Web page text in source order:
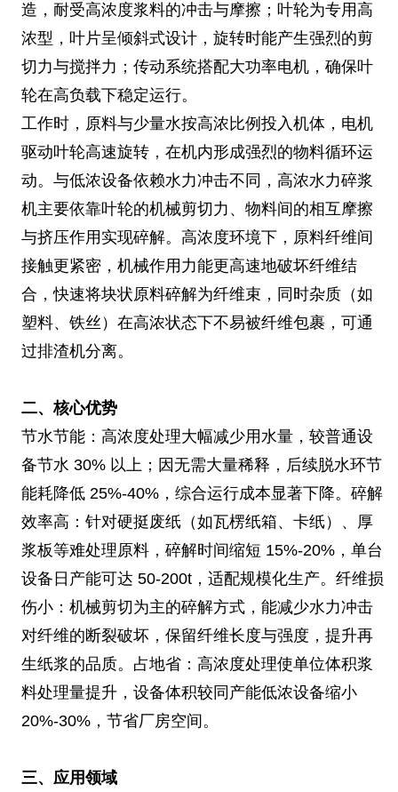
造，耐受高浓度浆料的冲击与摩擦；叶轮为专用高
浓型，叶片呈倾斜式设计，旋转时能产生强烈的剪
切力与搅拌力；传动系统搭配大功率电机，确保叶
轮在高负载下稳定运行。
工作时，原料与少量水按高浓比例投入机体，电机
驱动叶轮高速旋转，在机内形成强烈的物料循环运
动。与低浓设备依赖水力冲击不同，高浓水力碎浆
机主要依靠叶轮的机械剪切力、物料间的相互摩擦
与挤压作用实现碎解。高浓度环境下，原料纤维间
接触更紧密，机械作用力能更高速地破坏纤维结
合，快速将块状原料碎解为纤维束，同时杂质（如
塑料、铁丝）在高浓状态下不易被纤维包裹，可通
过排渣机分离。
二、核心优势
节水节能：高浓度处理大幅减少用水量，较普通设
备节水 30% 以上；因无需大量稀释，后续脱水环节
能耗降低 25%-40%，综合运行成本显著下降。碎解
效率高：针对硬挺废纸（如瓦楞纸箱、卡纸）、厚
浆板等难处理原料，碎解时间缩短 15%-20%，单台
设备日产能可达 50-200t，适配规模化生产。纤维损
伤小：机械剪切为主的碎解方式，能减少水力冲击
对纤维的断裂破坏，保留纤维长度与强度，提升再
生纸浆的品质。占地省：高浓度处理使单位体积浆
料处理量提升，设备体积较同产能低浓设备缩小
20%-30%，节省厂房空间。
三、应用领域